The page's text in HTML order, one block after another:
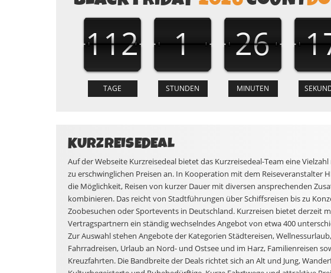
112 1 26
KURZREISEDEAL
Auf der Webseite Kurzreisedeal bietet das Kurzreisedeal-Team eine
zu erschwinglichen Preisen an. In Kooperation mit dem Reiseveranstalter
die Möglichkeit, Reisen von kurzer Dauer mit diversen ansprechenden
kombinieren. Das reicht von Stadtführungen über Schiffsreisen bis zu
Zoobesuchen oder Sportevents in Deutschland. Kurzreisen bietet derzeit
Vertragspartnern ein ständig wechselndes Angebot von etwa 400
Zur Auswahl stehen Angebote der Kategorien Städtereisen,
Fahrradreisen, Urlaub an Nord- und Ostsee und im Harz, Familienreisen
Kreuzfahrten. Die Bandbreite der Deals richtet sich an Alt und Jung,